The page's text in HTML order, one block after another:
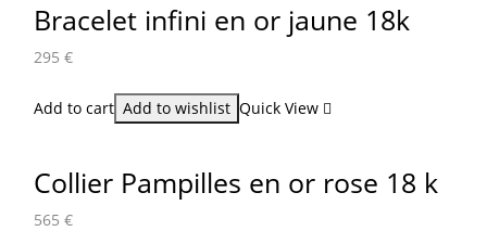
Bracelet infini en or jaune 18k
295 €
Add to cart Add to wishlist Quick View
Collier Pampilles en or rose 18 k
565 €